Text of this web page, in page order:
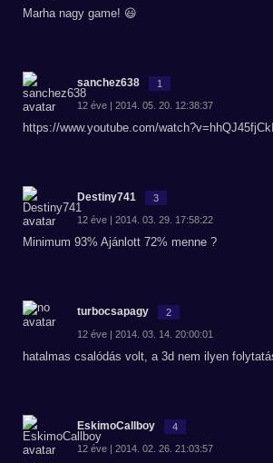
Marha nagy game! 😃
sanchez638 1
12 éve | 2014. 05. 20. 12:38:37
https://www.youtube.com/
Destiny741 3
12 éve | 2014. 03. 29. 17:58:22
Minimum 93% Ajánlott 72% menne ?
turbocsapagy 2
12 éve | 2014. 03. 14. 20:00:01
hatalmas csalódás volt, a 3d nem ilyen
EskimoCallboy 4
12 éve | 2014. 02. 26. 21:03:57